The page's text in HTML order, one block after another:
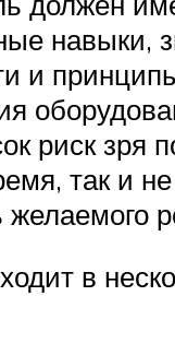
навыки,
и
риск зря
так и не
в